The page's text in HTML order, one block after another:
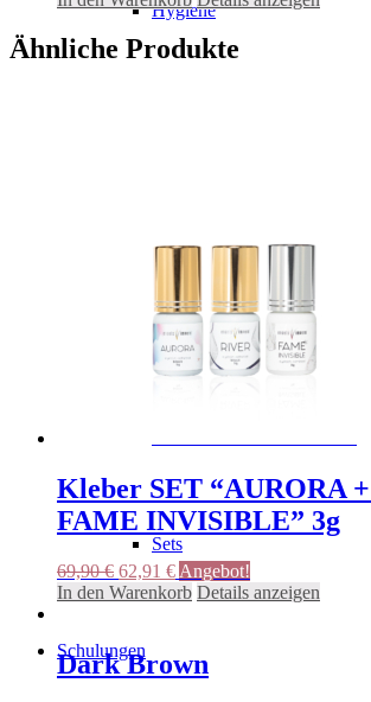
Hygiene
Wimpernplatte
Sets
Schulungen
war:
7,50 €
ist:
6,75 €.
Ähnliche Produkte
Kleber SET “AURORA
FAME INVISIBLE” 3g
69,90€ Ursprünglicher
Preis
62,91 €Aktueller
Preis
Angebot!
In den Warenkorb Details anzeigen
Dark Brown